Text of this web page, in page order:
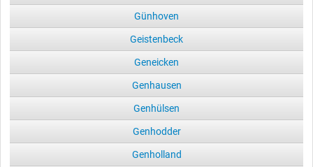
Günhoven
Geistenbeck
Geneicken
Genhausen
Genhülsen
Genhodder
Genholland